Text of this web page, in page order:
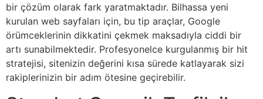
bir çözüm olarak fark yaratmaktadır. Bilhassa yeni
kurulan web sayfaları için, bu tip araçlar, Google
örümceklerinin dikkatini çekmek maksadıyla ciddi bir
artı sunabilmektedir. Profesyonelce kurgulanmış bir hit
stratejisi, sitenizin değerini kısa sürede katlayarak sizi
rakiplerinizin bir adım ötesine geçirebilir.